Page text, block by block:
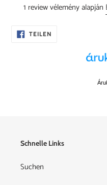
1 review vélemény alapján
TEILENAUF
FACEBOOK
Schnelle Links
Suchen